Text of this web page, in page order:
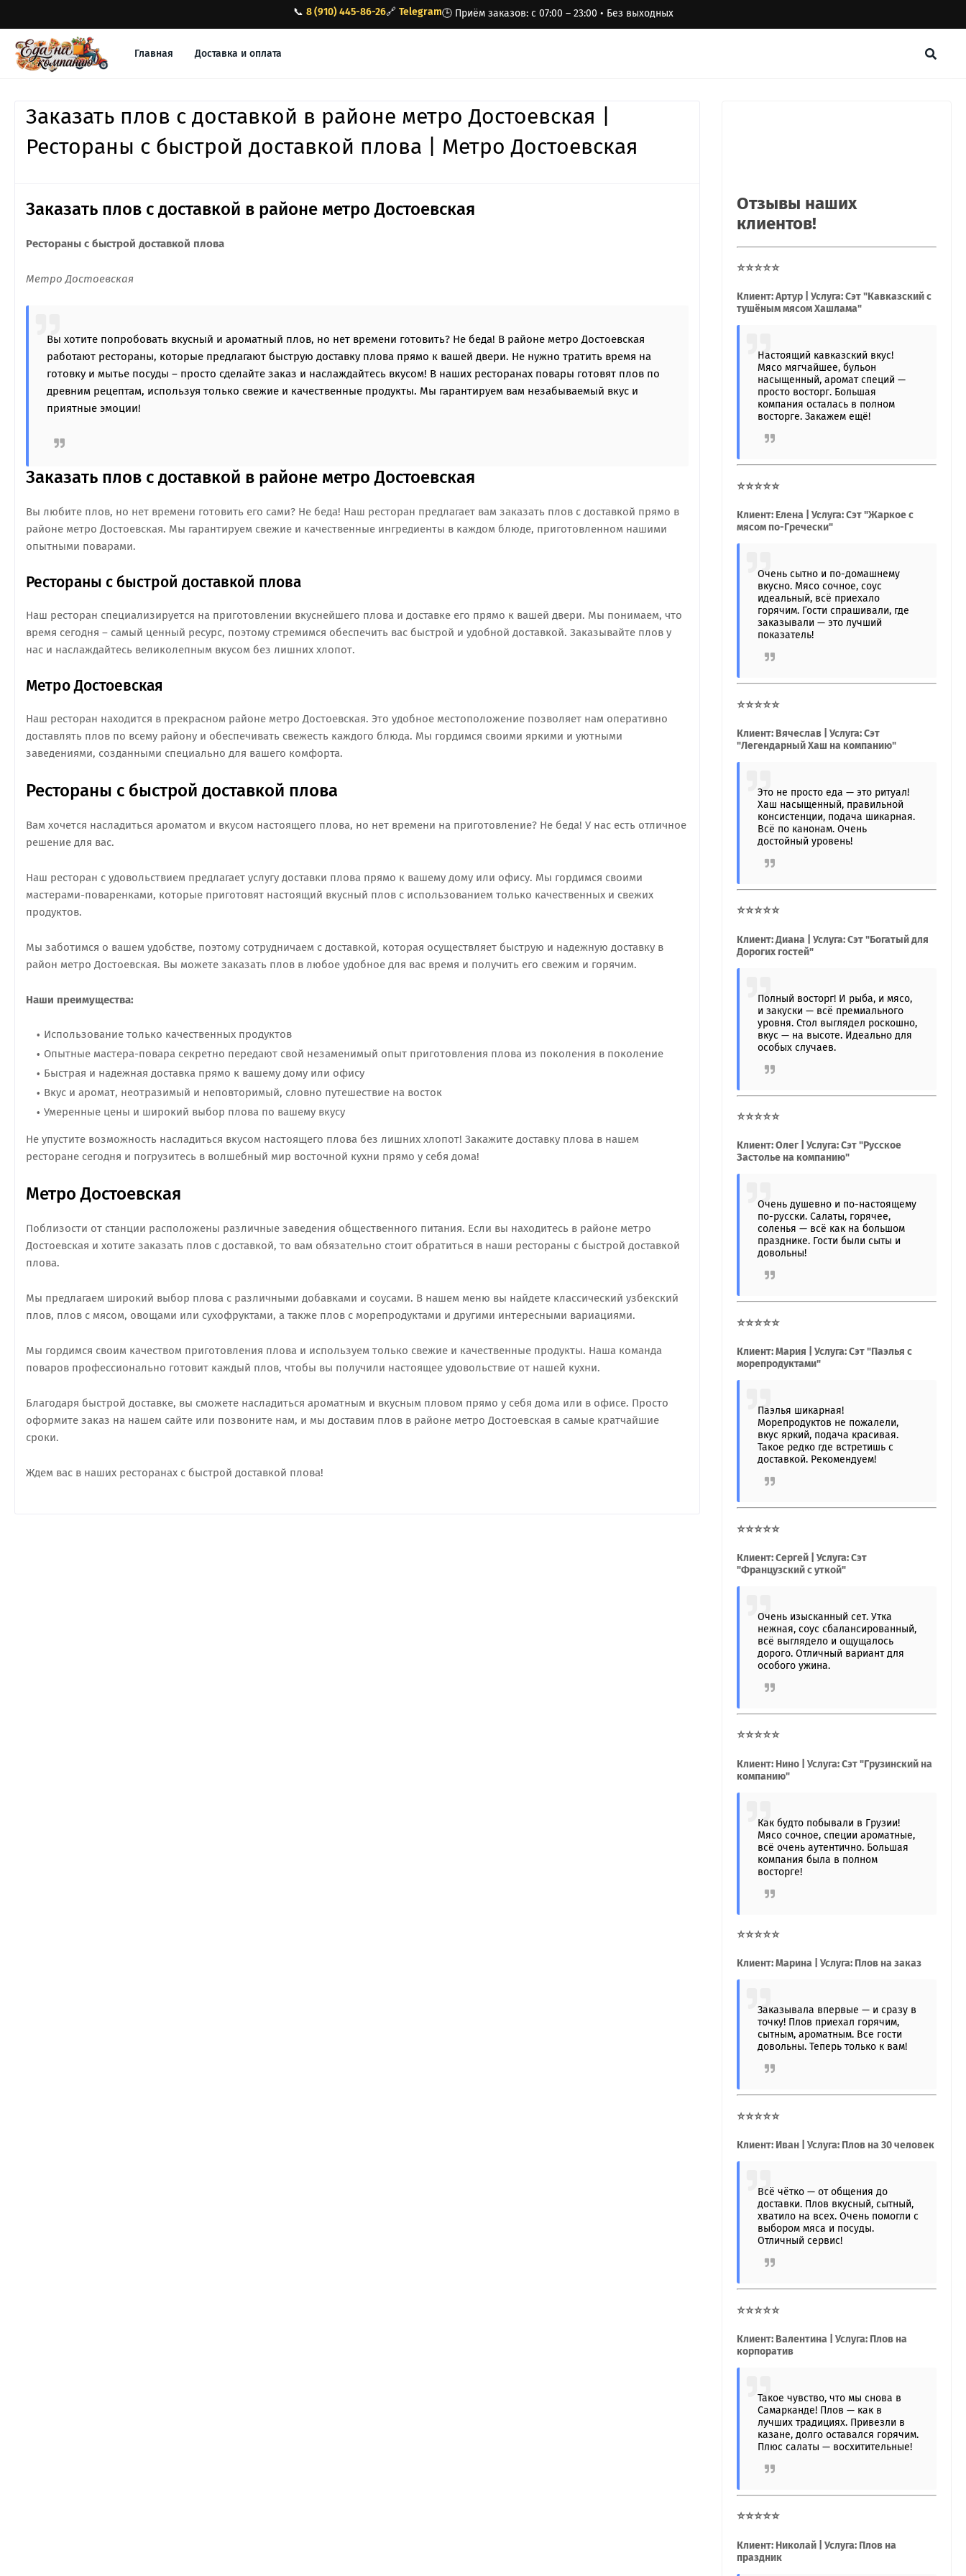
📞 8 (910) 445-86-26🔗 Telegram🕒 Приём заказов: с 07:00 – 23:00 • Без выходных
Главная Доставка и оплата
Заказать плов с доставкой в районе метро Достоевская |
Рестораны с быстрой доставкой плова | Метро Достоевская
Заказать плов с доставкой в районе метро Достоевская
Рестораны с быстрой доставкой плова
Метро Достоевская
Вы хотите попробовать вкусный и ароматный плов, но нет времени готовить? Не беда! В районе метро Достоевская
работают рестораны, которые предлагают быструю доставку плова прямо к вашей двери. Не нужно тратить время на
готовку и мытье посуды – просто сделайте заказ и наслаждайтесь вкусом! В наших ресторанах повары готовят плов по
древним рецептам, используя только свежие и качественные продукты. Мы гарантируем вам незабываемый вкус и
приятные эмоции!
Заказать плов с доставкой в районе метро Достоевская
Вы любите плов, но нет времени готовить его сами? Не беда! Наш ресторан предлагает вам заказать плов с доставкой прямо в
районе метро Достоевская. Мы гарантируем свежие и качественные ингредиенты в каждом блюде, приготовленном нашими
опытными поварами.
Рестораны с быстрой доставкой плова
Наш ресторан специализируется на приготовлении вкуснейшего плова и доставке его прямо к вашей двери. Мы понимаем, что
время сегодня – самый ценный ресурс, поэтому стремимся обеспечить вас быстрой и удобной доставкой. Заказывайте плов у
нас и наслаждайтесь великолепным вкусом без лишних хлопот.
Метро Достоевская
Наш ресторан находится в прекрасном районе метро Достоевская. Это удобное местоположение позволяет нам оперативно
доставлять плов по всему району и обеспечивать свежесть каждого блюда. Мы гордимся своими яркими и уютными
заведениями, созданными специально для вашего комфорта.
Рестораны с быстрой доставкой плова
Вам хочется насладиться ароматом и вкусом настоящего плова, но нет времени на приготовление? Не беда! У нас есть отличное
решение для вас.
Наш ресторан с удовольствием предлагает услугу доставки плова прямо к вашему дому или офису. Мы гордимся своими
мастерами-поваренками, которые приготовят настоящий вкусный плов с использованием только качественных и свежих
продуктов.
Мы заботимся о вашем удобстве, поэтому сотрудничаем с доставкой, которая осуществляет быструю и надежную доставку в
район метро Достоевская. Вы можете заказать плов в любое удобное для вас время и получить его свежим и горячим.
Наши преимущества:
Использование только качественных продуктов
Опытные мастера-повара секретно передают свой незаменимый опыт приготовления плова из поколения в поколение
Быстрая и надежная доставка прямо к вашему дому или офису
Вкус и аромат, неотразимый и неповторимый, словно путешествие на восток
Умеренные цены и широкий выбор плова по вашему вкусу
Не упустите возможность насладиться вкусом настоящего плова без лишних хлопот! Закажите доставку плова в нашем
ресторане сегодня и погрузитесь в волшебный мир восточной кухни прямо у себя дома!
Метро Достоевская
Поблизости от станции расположены различные заведения общественного питания. Если вы находитесь в районе метро
Достоевская и хотите заказать плов с доставкой, то вам обязательно стоит обратиться в наши рестораны с быстрой доставкой
плова.
Мы предлагаем широкий выбор плова с различными добавками и соусами. В нашем меню вы найдете классический узбекский
плов, плов с мясом, овощами или сухофруктами, а также плов с морепродуктами и другими интересными вариациями.
Мы гордимся своим качеством приготовления плова и используем только свежие и качественные продукты. Наша команда
поваров профессионально готовит каждый плов, чтобы вы получили настоящее удовольствие от нашей кухни.
Благодаря быстрой доставке, вы сможете насладиться ароматным и вкусным пловом прямо у себя дома или в офисе. Просто
оформите заказ на нашем сайте или позвоните нам, и мы доставим плов в районе метро Достоевская в самые кратчайшие
сроки.
Ждем вас в наших ресторанах с быстрой доставкой плова!
Отзывы наших
клиентов!
⭐⭐⭐⭐⭐
Клиент: Артур | Услуга: Сэт "Кавказский с
тушёным мясом Хашлама"
Настоящий кавказский вкус!
Мясо мягчайшее, бульон
насыщенный, аромат специй —
просто восторг. Большая
компания осталась в полном
восторге. Закажем ещё!
⭐⭐⭐⭐⭐
Клиент: Елена | Услуга: Сэт "Жаркое с
мясом по-Гречески"
Очень сытно и по-домашнему
вкусно. Мясо сочное, соус
идеальный, всё приехало
горячим. Гости спрашивали, где
заказывали — это лучший
показатель!
⭐⭐⭐⭐⭐
Клиент: Вячеслав | Услуга: Сэт
"Легендарный Хаш на компанию"
Это не просто еда — это ритуал!
Хаш насыщенный, правильной
консистенции, подача шикарная.
Всё по канонам. Очень
достойный уровень!
⭐⭐⭐⭐⭐
Клиент: Диана | Услуга: Сэт "Богатый для
Дорогих гостей"
Полный восторг! И рыба, и мясо,
и закуски — всё премиального
уровня. Стол выглядел роскошно,
вкус — на высоте. Идеально для
особых случаев.
⭐⭐⭐⭐⭐
Клиент: Олег | Услуга: Сэт "Русское
Застолье на компанию"
Очень душевно и по-настоящему
по-русски. Салаты, горячее,
соленья — всё как на большом
празднике. Гости были сыты и
довольны!
⭐⭐⭐⭐⭐
Клиент: Мария | Услуга: Сэт "Паэлья с
морепродуктами"
Паэлья шикарная!
Морепродуктов не пожалели,
вкус яркий, подача красивая.
Такое редко где встретишь с
доставкой. Рекомендуем!
⭐⭐⭐⭐⭐
Клиент: Сергей | Услуга: Сэт
"Французский с уткой"
Очень изысканный сет. Утка
нежная, соус сбалансированный,
всё выглядело и ощущалось
дорого. Отличный вариант для
особого ужина.
⭐⭐⭐⭐⭐
Клиент: Нино | Услуга: Сэт "Грузинский на
компанию"
Как будто побывали в Грузии!
Мясо сочное, специи ароматные,
всё очень аутентично. Большая
компания была в полном
восторге!
⭐⭐⭐⭐⭐
Клиент: Марина | Услуга: Плов на заказ
Заказывала впервые — и сразу в
точку! Плов приехал горячим,
сытным, ароматным. Все гости
довольны. Теперь только к вам!
⭐⭐⭐⭐⭐
Клиент: Иван | Услуга: Плов на 30 человек
Всё чётко — от общения до
доставки. Плов вкусный, сытный,
хватило на всех. Очень помогли с
выбором мяса и посуды.
Отличный сервис!
⭐⭐⭐⭐⭐
Клиент: Валентина | Услуга: Плов на
корпоратив
Такое чувство, что мы снова в
Самарканде! Плов — как в
лучших традициях. Привезли в
казане, долго оставался горячим.
Плюс салаты — восхитительные!
⭐⭐⭐⭐⭐
Клиент: Николай | Услуга: Плов на
праздник